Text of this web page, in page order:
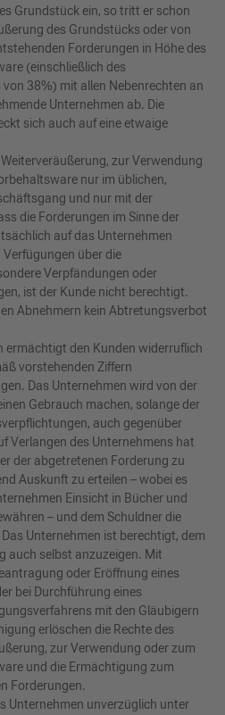
Grundstück ein, so tritt er schon
des Grundstücks oder von
Forderungen in Höhe des
(einschließlich des
38%) mit allen Nebenrechten an
Unternehmen ab. Die
sich auch auf eine etwaige
zur Verwendung
nur im üblichen,
und nur mit der
die Forderungen im Sinne der
auf das Unternehmen
über die
Verpfändungen oder
ist der Kunde nicht be­rechtigt.
Abnehmern kein Abtretungsverbot
ermächtigt den Kunden widerruflich
vorstehenden Ziffern
Das Unternehmen wird von der
Gebrauch machen, solange der
auch gegenüber
Verlangen des Unternehmens hat
der abgetretenen Forderung zu
Auskunft zu erteilen – wobei es
Einsicht in Bücher und
– und dem Schuldner die
Unternehmen ist berechtigt, dem
auch selbst anzuzeigen. Mit
oder Eröffnung eines
bei Durchführung eines
mit den Gläubigern
erlöschen die Rechte des
zur Verwendung oder zum
und die Ermächtigung zum
Forderungen.
Unternehmen unverzüglich unter